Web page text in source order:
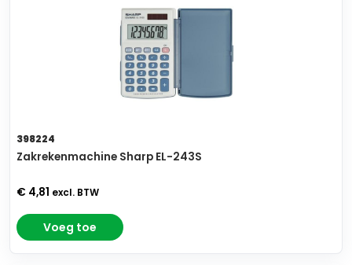
398224
Zakrekenmachine Sharp EL-243S
€ 4,81 excl. BTW
Voeg toe